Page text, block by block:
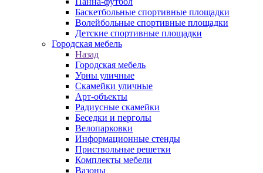
Баскетбольные спортивные площадки
Волейбольные спортивные площадки
Детские спортивные площадки
Городская мебель
Назад
Городская мебель
Урны уличные
Скамейки уличные
Арт-объекты
Радиусные скамейки
Беседки и перголы
Велопарковки
Информационные стенды
Приствольные решетки
Комплекты мебели
Вазоны